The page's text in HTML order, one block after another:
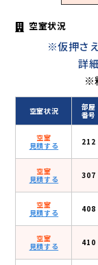
空室状況
※仮押さ
詳
※
空室状況
部屋
番号
空室
見積する
212
空室
見積する
307
空室
見積する
408
空室
見積する
410